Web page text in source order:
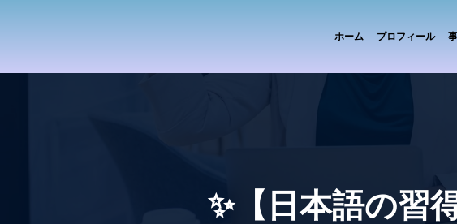
ホーム プロフィール
✨【日本語の習